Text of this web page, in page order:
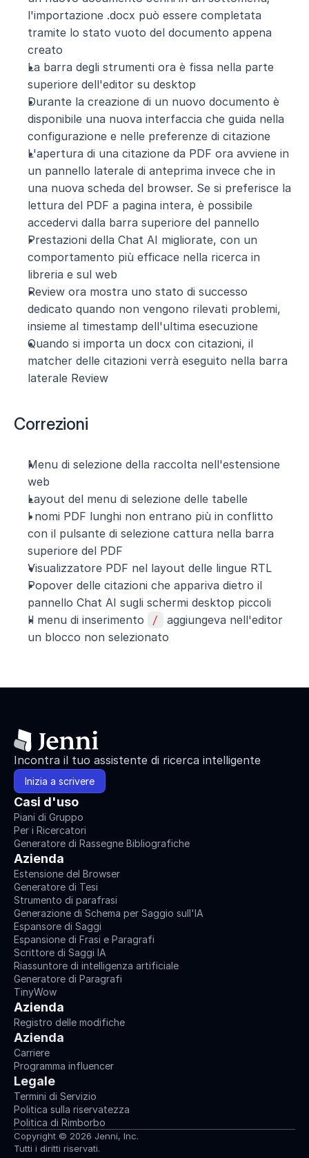
l'importazione .docx può essere completata
tramite lo stato vuoto del documento appena
creato
La barra degli strumenti ora è fissa nella parte
superiore dell'editor su desktop
Durante la creazione di un nuovo documento è
disponibile una nuova interfaccia che guida nella
configurazione e nelle preferenze di citazione
L'apertura di una citazione da PDF ora avviene in
un pannello laterale di anteprima invece che in
una nuova scheda del browser. Se si preferisce la
lettura del PDF a pagina intera, è possibile
accedervi dalla barra superiore del pannello
Prestazioni della Chat AI migliorate, con un
comportamento più efficace nella ricerca in
libreria e sul web
Review ora mostra uno stato di successo
dedicato quando non vengono rilevati problemi,
insieme al timestamp dell'ultima esecuzione
Quando si importa un docx con citazioni, il
matcher delle citazioni verrà eseguito nella barra
laterale Review
Correzioni
Menu di selezione della raccolta nell'estensione
web
Layout del menu di selezione delle tabelle
I nomi PDF lunghi non entrano più in conflitto
con il pulsante di selezione cattura nella barra
superiore del PDF
Visualizzatore PDF nel layout delle lingue RTL
Popover delle citazioni che appariva dietro il
pannello Chat AI sugli schermi desktop piccoli
Il menu di inserimento
/
aggiungeva nell'editor
un blocco non selezionato
Incontra il tuo assistente di ricerca intelligente
Inizia a scrivere
Casi d'uso
Piani di Gruppo
Per i Ricercatori
Generatore di Rassegne Bibliografiche
Azienda
Estensione del Browser
Generatore di Tesi
Strumento di parafrasi
Generazione di Schema per Saggio sull'IA
Espansore di Saggi
Espansione di Frasi e Paragrafi
Scrittore di Saggi IA
Riassuntore di intelligenza artificiale
Generatore di Paragrafi
TinyWow
Azienda
Registro delle modifiche
Azienda
Carriere
Programma influencer
Legale
Termini di Servizio
Politica sulla riservatezza
Politica di Rimborbo
Copyright © 2026 Jenni, Inc.
Tutti i diritti riservati.